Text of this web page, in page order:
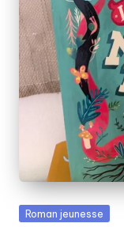
Posted
Roman jeunesse